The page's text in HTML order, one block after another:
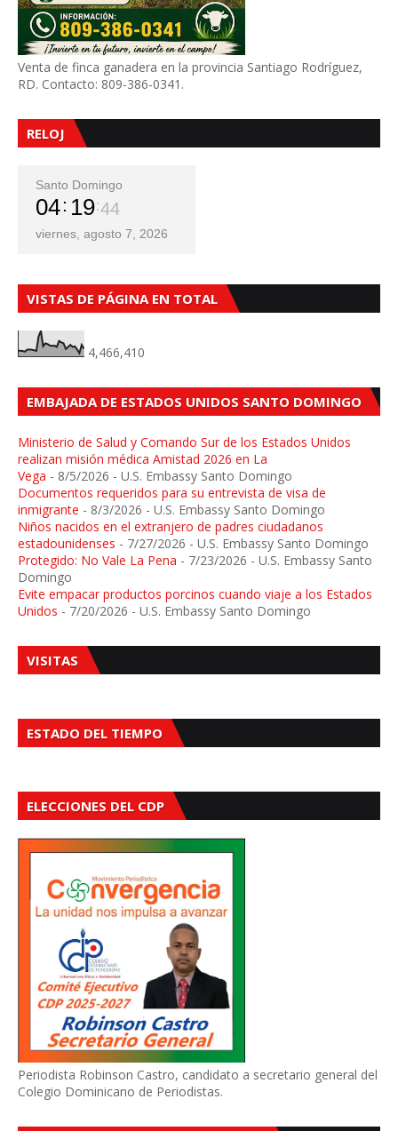
Venta de finca ganadera en la provincia Santiago Rodríguez,
RD. Contacto: 809-386-0341.
RELOJ
Santo Domingo
04 19 45
viernes, agosto 7, 2026
VISTAS DE PÁGINA EN TOTAL
4,466,410
EMBAJADA DE ESTADOS UNIDOS SANTO DOMINGO
Ministerio de Salud y Comando Sur de los Estados Unidos
realizan misión médica Amistad 2026 en La
Vega - 8/5/2026 - U.S. Embassy Santo Domingo
Documentos requeridos para su entrevista de visa de
inmigrante - 8/3/2026 - U.S. Embassy Santo Domingo
Niños nacidos en el extranjero de padres ciudadanos
estadounidenses - 7/27/2026 - U.S. Embassy Santo Domingo
Protegido: No Vale La Pena - 7/23/2026 - U.S. Embassy Santo
Domingo
Evite empacar productos porcinos cuando viaje a los Estados
Unidos - 7/20/2026 - U.S. Embassy Santo Domingo
VISITAS
ESTADO DEL TIEMPO
ELECCIONES DEL CDP
Periodista Robinson Castro, candidato a secretario general del
Colegio Dominicano de Periodistas.